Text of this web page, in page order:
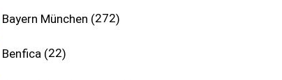
Bayern München 272
Benfica 22